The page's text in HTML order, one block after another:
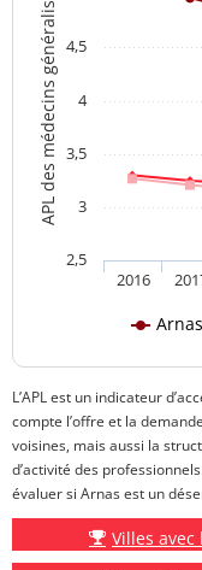
APL des médecins généralistes
Arnas
2016
2,5
3
3,5
4
4,5
L’APL est un indicateur
compte l’offre et la
voisines, mais aussi la
d’activité des
évaluer si Arnas est un
Villes